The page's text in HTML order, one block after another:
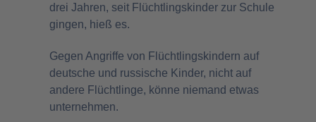
drei Jahren, seit Flüchtlingskinder zur Schule
gingen, hieß es.
Gegen Angriffe von Flüchtlingskindern auf
deutsche und russische Kinder, nicht auf
andere Flüchtlinge, könne niemand etwas
unternehmen.